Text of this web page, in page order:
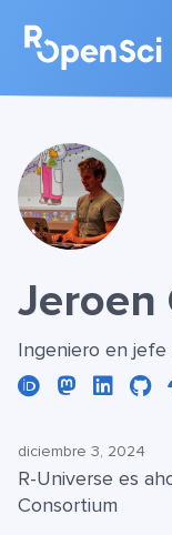
Jeroen
Ingeniero en
diciembre 3, 2024
R-Universe es
Consortium